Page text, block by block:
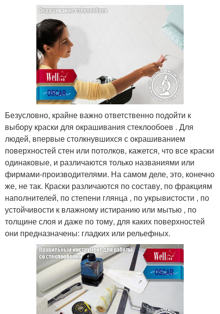
Безусловно, крайне важно ответственно подойти к
выбору краски для окрашивания стеклообоев . Для
людей, впервые столкнувшихся с окрашиванием
поверхностей стен или потолков, кажется, что все краски
одинаковые, и различаются только названиями или
фирмами-производителями. На самом деле, это, конечно
же, не так. Краски различаются по составу, по фракциям
наполнителей, по степени глянца , по укрывистости , по
устойчивости к влажному истиранию или мытью , по
толщине слоя и даже по тому, для каких поверхностей
они предназначены: гладких или рельефных.